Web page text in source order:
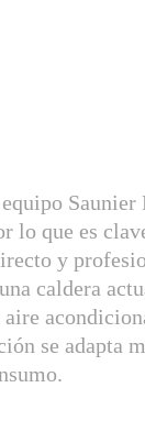
Saunier
lo que es
y
caldera
se adapta